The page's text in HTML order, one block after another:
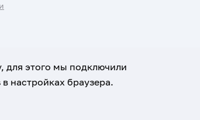
для этого мы подключили
настройках браузера.